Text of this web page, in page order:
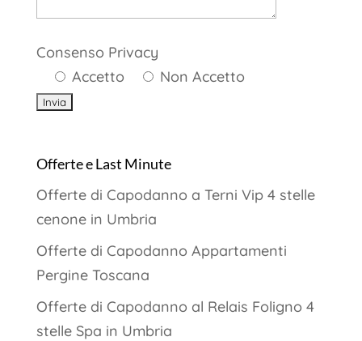
Consenso Privacy
Accetto
Non Accetto
Offerte e Last Minute
Offerte di Capodanno a Terni Vip 4 stelle
cenone in Umbria
Offerte di Capodanno Appartamenti
Pergine Toscana
Offerte di Capodanno al Relais Foligno 4
stelle Spa in Umbria